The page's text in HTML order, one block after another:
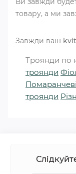
товару, а ми
Завжди ваш
Троянди по
троянди
троянди